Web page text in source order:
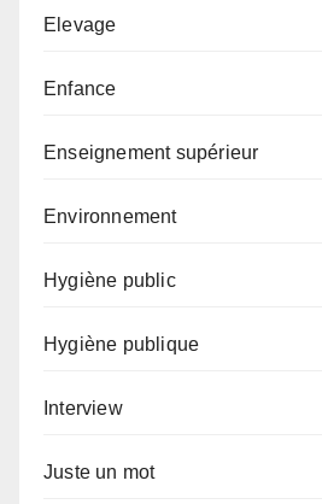
Elevage
Enfance
Enseignement supérieur
Environnement
Hygiène public
Hygiène publique
Interview
Juste un mot